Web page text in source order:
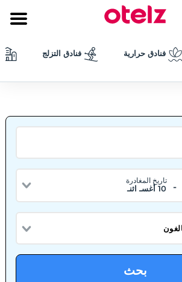
فنادق حرارية فنادق التزلج
-
تاريخ المغادرة
10 أغسـ اثنـ
بحث